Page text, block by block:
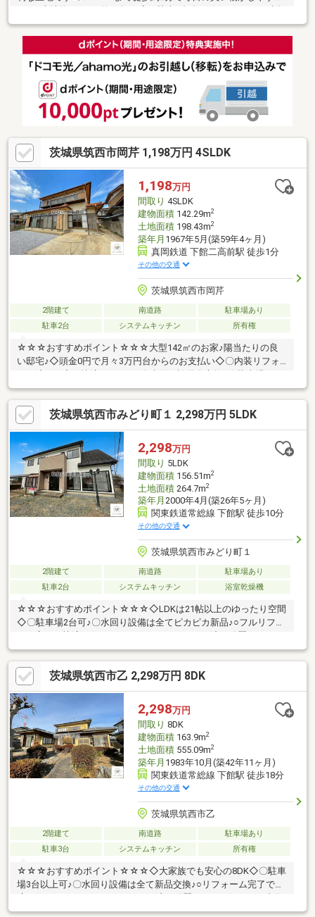
模なホールの別棟があり趣味やお稽古の場としても使えます◆周
辺環境■TAIRAYA岡芹店まで徒歩約2分■下館小学校と下館中学校ま
でどちらも徒歩約12分■市役所や図書館・病院も生活圏にそろい
暮らしやすいエリアです■JR水戸線下館駅も利用できます◆ご案
ります。お気軽にお問い合わせください。
茨城県筑西市岡芹 1,198万円 4SLDK
1,198万円
間取り 4SLDK
建物面積142.29m2
土地面積198.43m2
築年月 1967年5月(築59年4ヶ月)
真岡鉄道 下館二高前駅 徒歩1分
その他の交通
茨城県筑西市岡芹
2階建て 南道路
駐車場あり
駐車2台
システムキッチン 所有権
☆☆☆おすすめポイント☆☆☆大型142㎡のお家♪陽当たりの良
い邸宅♪◇頭金0円で月々3万円台からのお支払い◇〇内装リフォ
ーム済の住宅で快適住まいを♪〇水回り設備全交換♪〇駐車場は2
台可能です！〇防蟻処理も行い保証付〇いつでもご内覧可能で
す。☆☆☆なないろ不動産へ住宅ローンのご相談を☆☆☆◆自己
資金（頭金）が無い、又は使いたくない方。◆転職して間もない
為、勤続年数が短い方。◆車のローンやキャッシング等、他のロ
ーン残債があ る方（件数や金額が多い場合は特に）。◆国民健
康保険に加入している方。
茨城県筑西市みどり町１ 2,298万円 5LDK
2,298万円
間取り 5LDK
建物面積156.51m2
土地面積264.7m2
築年月 2000年4月(築26年5ヶ月)
関東鉄道常総線 下館駅 徒歩10分
その他の交通
茨城県筑西市みどり町１
2階建て 南道路
駐車場あり
駐車2台
システムキッチン 浴室乾燥機
☆☆☆おすすめポイント☆☆☆◇LDKは21帖以上のゆったり空間
◇〇駐車場2台可♪〇水回り設備は全てピカピカ新品♪○フルリフォ
いつでも内覧可能〇キッチンパントリー付きで広々キッチン♪〇書
斎にもWICにも大きな収納あり☆☆☆なないろ不動産へ住宅ロー
ンのご相談を☆☆☆◆自己資金（頭金）が無い、又は使いたくな
い方。◆転職して間もない為、勤続年数が短い方。◆車のローン
やキャッシング等、他のローン残債があ る方（件数や金額が多
い場合は特に）。◆国民健康保険に加入している方。
茨城県筑西市乙 2,298万円 8DK
2,298万円
間取り 8DK
建物面積163.9m2
土地面積555.09m2
築年月 1983年10月(築42年11ヶ月)
関東鉄道常総線 下館駅 徒歩18分
その他の交通
茨城県筑西市乙
2階建て 南道路
駐車場あり
駐車3台
システムキッチン 所有権
☆☆☆おすすめポイント☆☆☆◇大家族でも安心の8DK◇〇駐車
場3台以上可♪〇水回り設備は全て新品交換♪○リフォーム完了で快
適な住まい♪○ハウスクリーニング済で綺麗ですのでいつでも内覧
可能☆☆☆なないろ不動産へ住宅ローンのご相談を☆☆☆◆自己